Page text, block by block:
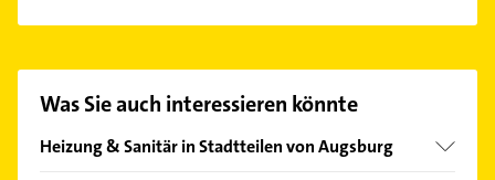
finden Sie alleKontaktdaten.
Was Sie auch interessieren könnte
Heizung & Sanitär in Stadtteilen von Augsburg